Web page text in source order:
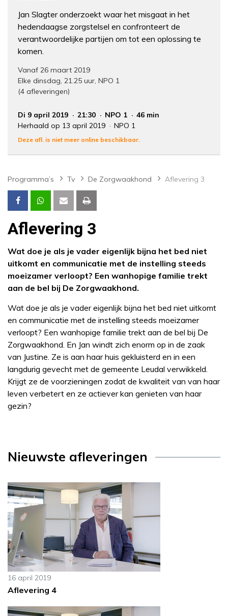
Jan Slagter onderzoekt waar het misgaat in het
hedendaagse zorgstelsel en confronteert de
verantwoordelijke partijen om tot een oplossing te
komen.
Vanaf 26 maart 2019
Elke dinsdag, 21.25 uur, NPO 1
(4 afleveringen)
Di 9 april 2019 21:30 NPO 1
46 min
Herhaald op 13 april 2019
NPO 1
Deze afl. is niet meer online beschikbaar.
Programma’s Tv De Zorgwaakhond Aflevering 3
Aflevering 3
Wat doe je als je vader eigenlijk bijna het bed niet
uitkomt en communicatie met de instelling steeds
moeizamer verloopt? Een wanhopige familie trekt
aan de bel bij De Zorgwaakhond.
Wat doe je als je vader eigenlijk bijna het bed niet uitkomt
en communicatie met de instelling steeds moeizamer
verloopt? Een wanhopige familie trekt aan de bel bij De
Zorgwaakhond. En Jan windt zich enorm op in de zaak
van Justine. Ze is aan haar huis gekluisterd en in een
langdurig gevecht met de gemeente Leudal verwikkeld.
Krijgt ze de voorzieningen zodat de kwaliteit van van haar
leven verbetert en ze actiever kan genieten van haar
gezin?
Nieuwste afleveringen
16 april 2019
Aflevering 4